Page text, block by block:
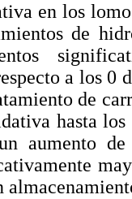
en los
de
a los 0
de
hasta
aumento